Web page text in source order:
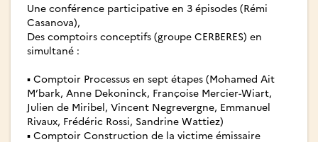
Une conférence participative en 3 épisodes (Rémi
Casanova),
Des comptoirs conceptifs (groupe CERBERES) en
simultané :
▪ Comptoir Processus en sept étapes (Mohamed Ait
M’bark, Anne Dekoninck, Françoise Mercier-Wiart,
Julien de Miribel, Vincent Negrevergne, Emmanuel
Rivaux, Frédéric Rossi, Sandrine Wattiez)
▪ Comptoir Construction de la victime émissaire